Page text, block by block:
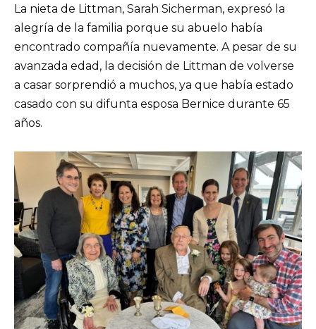
La nieta de Littman, Sarah Sicherman, expresó la
alegría de la familia porque su abuelo había
encontrado compañía nuevamente. A pesar de su
avanzada edad, la decisión de Littman de volverse
a casar sorprendió a muchos, ya que había estado
casado con su difunta esposa Bernice durante 65
años.